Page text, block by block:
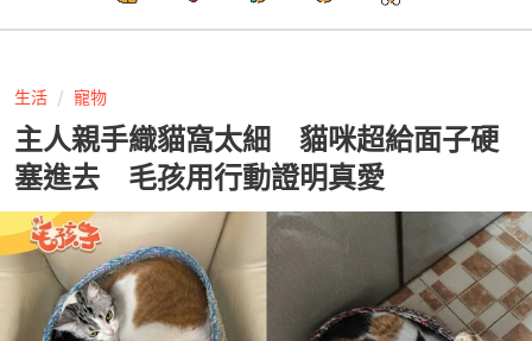
生活 寵物
主人親手織貓窩太細 貓咪超給面子硬
塞進去 毛孩用行動證明真愛